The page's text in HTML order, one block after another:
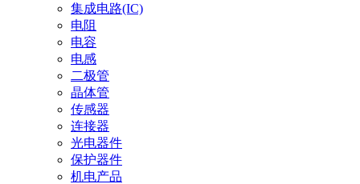
集成电路(IC)
电阻
电容
电感
二极管
晶体管
传感器
连接器
光电器件
保护器件
机电产品